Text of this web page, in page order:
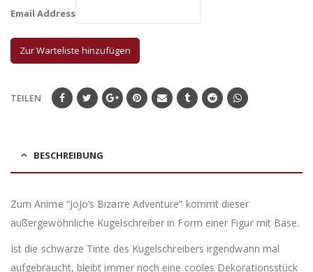
Email Address
TEILEN
BESCHREIBUNG
Zum Anime “JoJo’s Bizarre Adventure” kommt dieser
außergewöhnliche Kugelschreiber in Form einer Figur mit Base.
Ist die schwarze Tinte des Kugelschreibers irgendwann mal
aufgebraucht, bleibt immer noch eine cooles Dekorationsstück